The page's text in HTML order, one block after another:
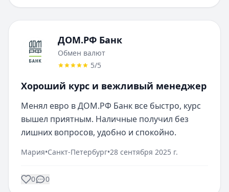
ДОМ.РФ Банк
Обмен валют
5/5
Хороший курс и вежливый менеджер
Менял евро в ДОМ.РФ Банк все быстро, курс
вышел приятным. Наличные получил без
лишних вопросов, удобно и спокойно.
Мария•Санкт-Петербург•28 сентября 2025 г.
0 0